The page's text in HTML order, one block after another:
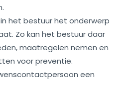
het bestuur het onderwerp
Zo kan het bestuur daar
maatregelen nemen en
voor preventie.
een